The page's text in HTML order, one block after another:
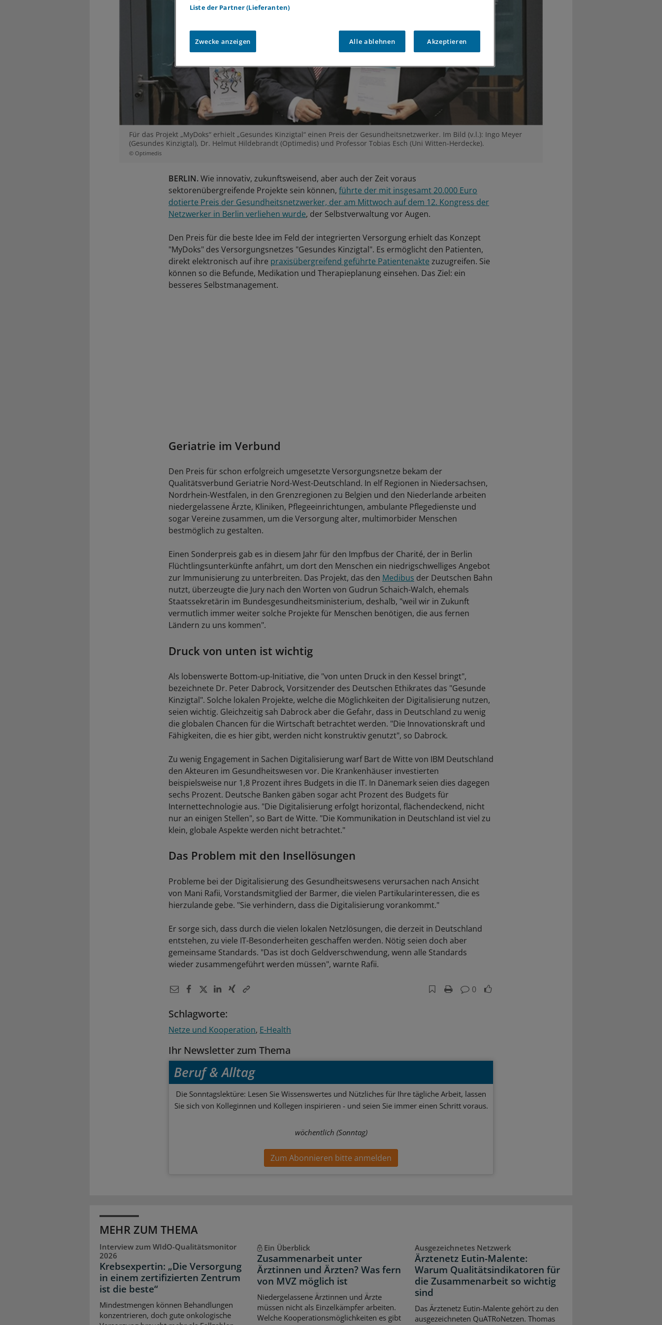
Für das Projekt „MyDoks“ erhielt „Gesundes Kinzigtal“ einen Preis der Gesundheitsnetzwerker. Im Bild (v.l.): Ingo Meyer
(Gesundes Kinzigtal), Dr. Helmut Hildebrandt (Optimedis) und Professor Tobias Esch (Uni Witten-Herdecke).
© Optimedis
BERLIN.Wie innovativ, zukunftsweisend, aber auch der Zeit voraus
sektorenübergreifende Projekte sein können, führte der mit insgesamt 20.000 Euro
dotierte Preis der Gesundheitsnetzwerker, der am Mittwoch auf dem 12. Kongress der
Netzwerker in Berlin verliehen wurde, der Selbstverwaltung vor Augen.
Den Preis für die beste Idee im Feld der integrierten Versorgung erhielt das Konzept
"MyDoks" des Versorgungsnetzes "Gesundes Kinzigtal". Es ermöglicht den Patienten,
direkt elektronisch auf ihre praxisübergreifend geführte Patientenakte zuzugreifen. Sie
können so die Befunde, Medikation und Therapieplanung einsehen. Das Ziel: ein
besseres Selbstmanagement.
Geriatrie im Verbund
Den Preis für schon erfolgreich umgesetzte Versorgungsnetze bekam der
Qualitätsverbund Geriatrie Nord-West-Deutschland. In elf Regionen in Niedersachsen,
Nordrhein-Westfalen, in den Grenzregionen zu Belgien und den Niederlande arbeiten
niedergelassene Ärzte, Kliniken, Pflegeeinrichtungen, ambulante Pflegedienste und
sogar Vereine zusammen, um die Versorgung alter, multimorbider Menschen
bestmöglich zu gestalten.
Einen Sonderpreis gab es in diesem Jahr für den Impfbus der Charité, der in Berlin
Flüchtlingsunterkünfte anfährt, um dort den Menschen ein niedrigschwelliges Angebot
zur Immunisierung zu unterbreiten. Das Projekt, das den Medibus der Deutschen Bahn
nutzt, überzeugte die Jury nach den Worten von Gudrun Schaich-Walch, ehemals
Staatssekretärin im Bundesgesundheitsministerium, deshalb, "weil wir in Zukunft
vermutlich immer weiter solche Projekte für Menschen benötigen, die aus fernen
Ländern zu uns kommen".
Druck von unten ist wichtig
Als lobenswerte Bottom-up-Initiative, die "von unten Druck in den Kessel bringt",
bezeichnete Dr. Peter Dabrock, Vorsitzender des Deutschen Ethikrates das "Gesunde
Kinzigtal". Solche lokalen Projekte, welche die Möglichkeiten der Digitalisierung nutzen,
seien wichtig. Gleichzeitig sah Dabrock aber die Gefahr, dass in Deutschland zu wenig
die globalen Chancen für die Wirtschaft betrachtet werden. "Die Innovationskraft und
Fähigkeiten, die es hier gibt, werden nicht konstruktiv genutzt", so Dabrock.
Zu wenig Engagement in Sachen Digitalisierung warf Bart de Witte von IBM Deutschland
den Akteuren im Gesundheitswesen vor. Die Krankenhäuser investierten
beispielsweise nur 1,8 Prozent ihres Budgets in die IT. In Dänemark seien dies dagegen
sechs Prozent. Deutsche Banken gäben sogar acht Prozent des Budgets für
Internettechnologie aus. "Die Digitalisierung erfolgt horizontal, flächendeckend, nicht
nur an einigen Stellen", so Bart de Witte. "Die Kommunikation in Deutschland ist viel zu
klein, globale Aspekte werden nicht betrachtet."
Das Problem mit den Insellösungen
Probleme bei der Digitalisierung des Gesundheitswesens verursachen nach Ansicht
von Mani Rafii, Vorstandsmitglied der Barmer, die vielen Partikularinteressen, die es
hierzulande gebe. "Sie verhindern, dass die Digitalisierung vorankommt."
Er sorge sich, dass durch die vielen lokalen Netzlösungen, die derzeit in Deutschland
entstehen, zu viele IT-Besonderheiten geschaffen werden. Nötig seien doch aber
gemeinsame Standards. "Das ist doch Geldverschwendung, wenn alle Standards
wieder zusammengeführt werden müssen", warnte Rafii.
0
Schlagworte:
Netze und Kooperation E-Health
Ihr Newsletter zum Thema
Beruf & Alltag
Die Sonntagslektüre: Lesen Sie Wissenswertes und Nützliches für Ihre tägliche Arbeit, lassen
Sie sich von Kolleginnen und Kollegen inspirieren - und seien Sie immer einen Schritt voraus.
wöchentlich (Sonntag)
Zum Abonnieren bitte anmelden
MEHR ZUM THEMA
Interview zum WIdO-Qualitätsmonitor
2026
Krebsexpertin: „Die Versorgung
in einem zertifizierten Zentrum
ist die beste“
Mindestmengen können Behandlungen
konzentrieren, doch gute onkologische
Ein Überblick
Zusammenarbeit unter
Ärztinnen und Ärzten? Was fern
von MVZ möglich ist
Niedergelassene Ärztinnen und Ärzte
müssen nicht als Einzelkämpfer arbeiten.
Welche Kooperationsmöglichkeiten es gibt
Ausgezeichnetes Netzwerk
Ärztenetz Eutin-Malente:
Warum Qualitätsindikatoren für
die Zusammenarbeit so wichtig
sind
Das Ärztenetz Eutin-Malente gehört zu den
ausgezeichneten QuATRoNetzen. Thomas
Liste der Partner (Lieferanten)
Zwecke anzeigen Alle ablehnen Akzeptieren